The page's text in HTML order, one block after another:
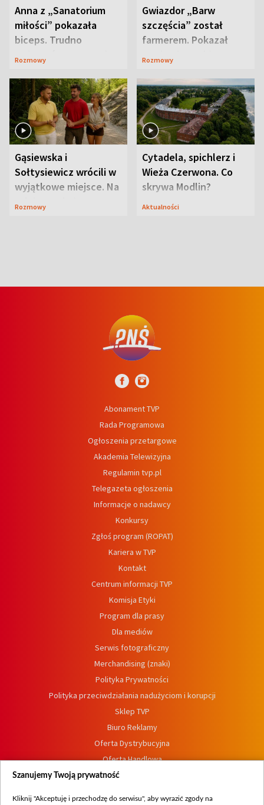
Anna z „Sanatorium
miłości” pokazała
biceps. Trudno
uwierzyć, co przeszła
Rozmowy
Gwiazdor „Barw
szczęścia” został
farmerem. Pokazał
swoje niezwykłe
Rozmowy
Gąsiewska i
Sołtysiewicz wrócili w
wyjątkowe miejsce. Na
szlaku czekał
Rozmowy
Cytadela, spichlerz i
Wieża Czerwona. Co
skrywa Modlin?
Aktualności
Abonament TVP
Rada Programowa
Ogłoszenia przetargowe
Akademia Telewizyjna
Regulamin tvp.pl
Telegazeta ogłoszenia
Informacje o nadawcy
Konkursy
Zgłoś program (ROPAT)
Kariera w TVP
Kontakt
Centrum informacji TVP
Komisja Etyki
Program dla prasy
Dla mediów
Serwis fotograficzny
Merchandising (znaki)
Polityka Prywatności
Polityka przeciwdziałania nadużyciom i korupcji
Sklep TVP
Biuro Reklamy
Oferta Dystrybucyjna
Oferta Handlowa
Dostępność
Szanujemy Twoją prywatność
Kliknij "Akceptuję i przechodzę do serwisu", aby wyrazić zgody na